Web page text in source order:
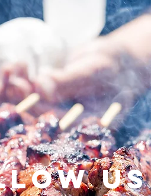
us